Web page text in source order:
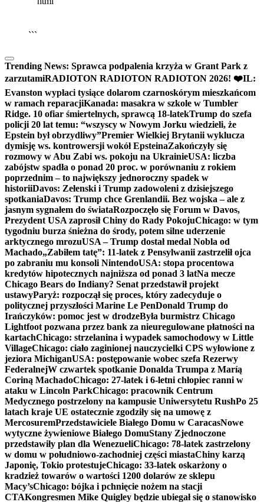
```
Trending News: Sprawca podpalenia krzyża w Grant Park z
zarzutamiRADIOTON RADIOTON RADIOTON 2026! ❤️IL:
Evanston wypłaci tysiące dolarom czarnoskórym mieszkańcom
w ramach reparacjiKanada: masakra w szkole w Tumbler
Ridge. 10 ofiar śmiertelnych, sprawcą 18-latekTrump do szefa
policji 20 lat temu: “wszyscy w Nowym Jorku wiedzieli, że
Epstein był obrzydliwy”Premier Wielkiej Brytanii wyklucza
dymisję ws. kontrowersji wokół EpsteinaZakończyły się
rozmowy w Abu Zabi ws. pokoju na UkrainieUSA: liczba
zabójstw spadła o ponad 20 proc. w porównaniu z rokiem
poprzednim – to największy jednoroczny spadek w
historiiDavos: Zełenski i Trump zadowoleni z dzisiejszego
spotkaniaDavos: Trump chce Grenlandii. Bez wojska – ale z
jasnym sygnałem do świataRozpoczęło się Forum w Davos,
Prezydent USA zaprosił Chiny do Rady PokojuChicago: w tym
tygodniu burza śnieżna do środy, potem silne uderzenie
arktycznego mrozuUSA – Trump dostał medal Nobla od
Machado„Zabiłem tatę”: 11-latek z Pensylwanii zastrzelił ojca
po zabraniu mu konsoli NintendoUSA: stopa procentowa
kredytów hipotecznych najniższa od ponad 3 latNa mecze
Chicago Bears do Indiany? Senat przedstawił projekt
ustawyParyż: rozpoczął się proces, który zadecyduje o
politycznej przyszłości Marine Le PenDonald Trump do
Irańczyków: pomoc jest w drodzeByła burmistrz Chicago
Lightfoot pozwana przez bank za nieuregulowane płatności na
kartachChicago: strzelanina i wypadek samochodowy w Little
VillageChicago: ciało zaginionej nauczycielki CPS wyłowione z
jeziora MichiganUSA: postępowanie wobec szefa Rezerwy
FederalnejW czwartek spotkanie Donalda Trumpa z Maríą
Coriną MachadoChicago: 27-latek i 6-letni chłopiec ranni w
ataku w Lincoln ParkChicago: pracownik Centrum
Medycznego postrzelony na kampusie Uniwersytetu RushPo 25
latach kraje UE ostatecznie zgodziły się na umowę z
MercosuremPrzedstawiciele Białego Domu w CaracasNowe
wytyczne żywieniowe Białego DomuStany Zjednoczone
przedstawiły plan dla WenezueliChicago: 78-latek zastrzelony
w domu w południowo-zachodniej części miastaChiny karzą
Japonię, Tokio protestujeChicago: 33-latek oskarżony o
kradzież towarów o wartości 1200 dolarów ze sklepu
Macy’sChicago: bójka i pchnięcie nożem na stacji
CTAKongresmen Mike Quigley będzie ubiegał się o stanowisko